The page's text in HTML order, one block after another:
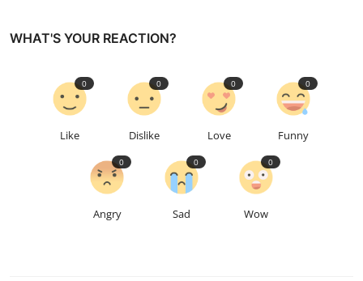
WHAT'S YOUR REACTION?
Like
0
Dislike
0
Love
0
Funny
0
Angry
0
Sad
0
Wow
0